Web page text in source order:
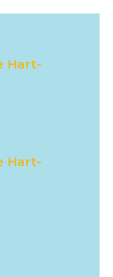
Hart-
Hart-